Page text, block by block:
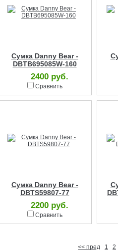
Сумка Danny Bear -
DBTB695085W-160
2400 руб.
Сравнить
Сумка Danny Bear -
DBTS59807-77
2200 руб.
Сравнить
<< пред 1 2